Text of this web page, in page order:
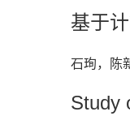
基于
石珣，陈
Study